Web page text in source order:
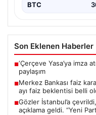
BTC
Son Eklenen Haberler
■‘Çerçeve Yasa’ya imza
paylaşım
■Merkez Bankası faiz
ayı faiz beklentisi belli
■Gözler İstanbul’a
açıklama geldi. “Yeni